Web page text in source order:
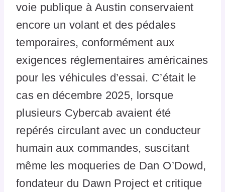
voie publique à Austin conservaient
encore un volant et des pédales
temporaires, conformément aux
exigences réglementaires américaines
pour les véhicules d’essai. C’était le
cas en décembre 2025, lorsque
plusieurs Cybercab avaient été
repérés circulant avec un conducteur
humain aux commandes, suscitant
même les moqueries de Dan O’Dowd,
fondateur du Dawn Project et critique